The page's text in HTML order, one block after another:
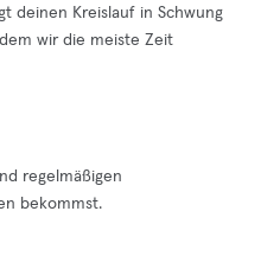
deinen Kreislauf in Schwung
wir die meiste Zeit
regelmäßigen
bekommst.